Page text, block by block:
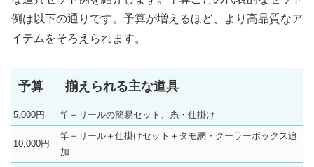
例は以下の通りです。予算が増えるほど、より高品質なア
イテムをそろえられます。
予算 揃えられる主な道具
5,000円 竿＋リールの簡易セット、糸・仕掛け
10,000円
竿＋リール＋仕掛けセット＋タモ網・クーラーボックス追
加